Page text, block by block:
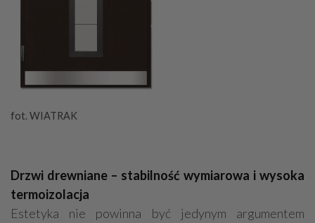
fot. WIATRAK
Drzwi drewniane – stabilność wymiarowa i wysoka
termoizolacja
Estetyka nie powinna być jedynym argumentem